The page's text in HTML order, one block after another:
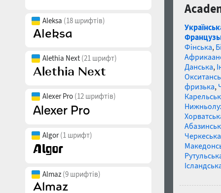
Aleksa (18 шрифтів)
Alethia Next (21 шрифт)
Alexer Pro (12 шрифтів)
Algor(1 шрифт)
Almaz (9 шрифтів)
Фінська,
Данська,
фризька,
Черкеська